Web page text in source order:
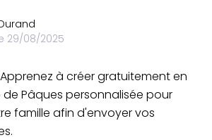
29/08/2025
à créer gratuitement en
Pâques personnalisée pour
famille afin d'envoyer vos